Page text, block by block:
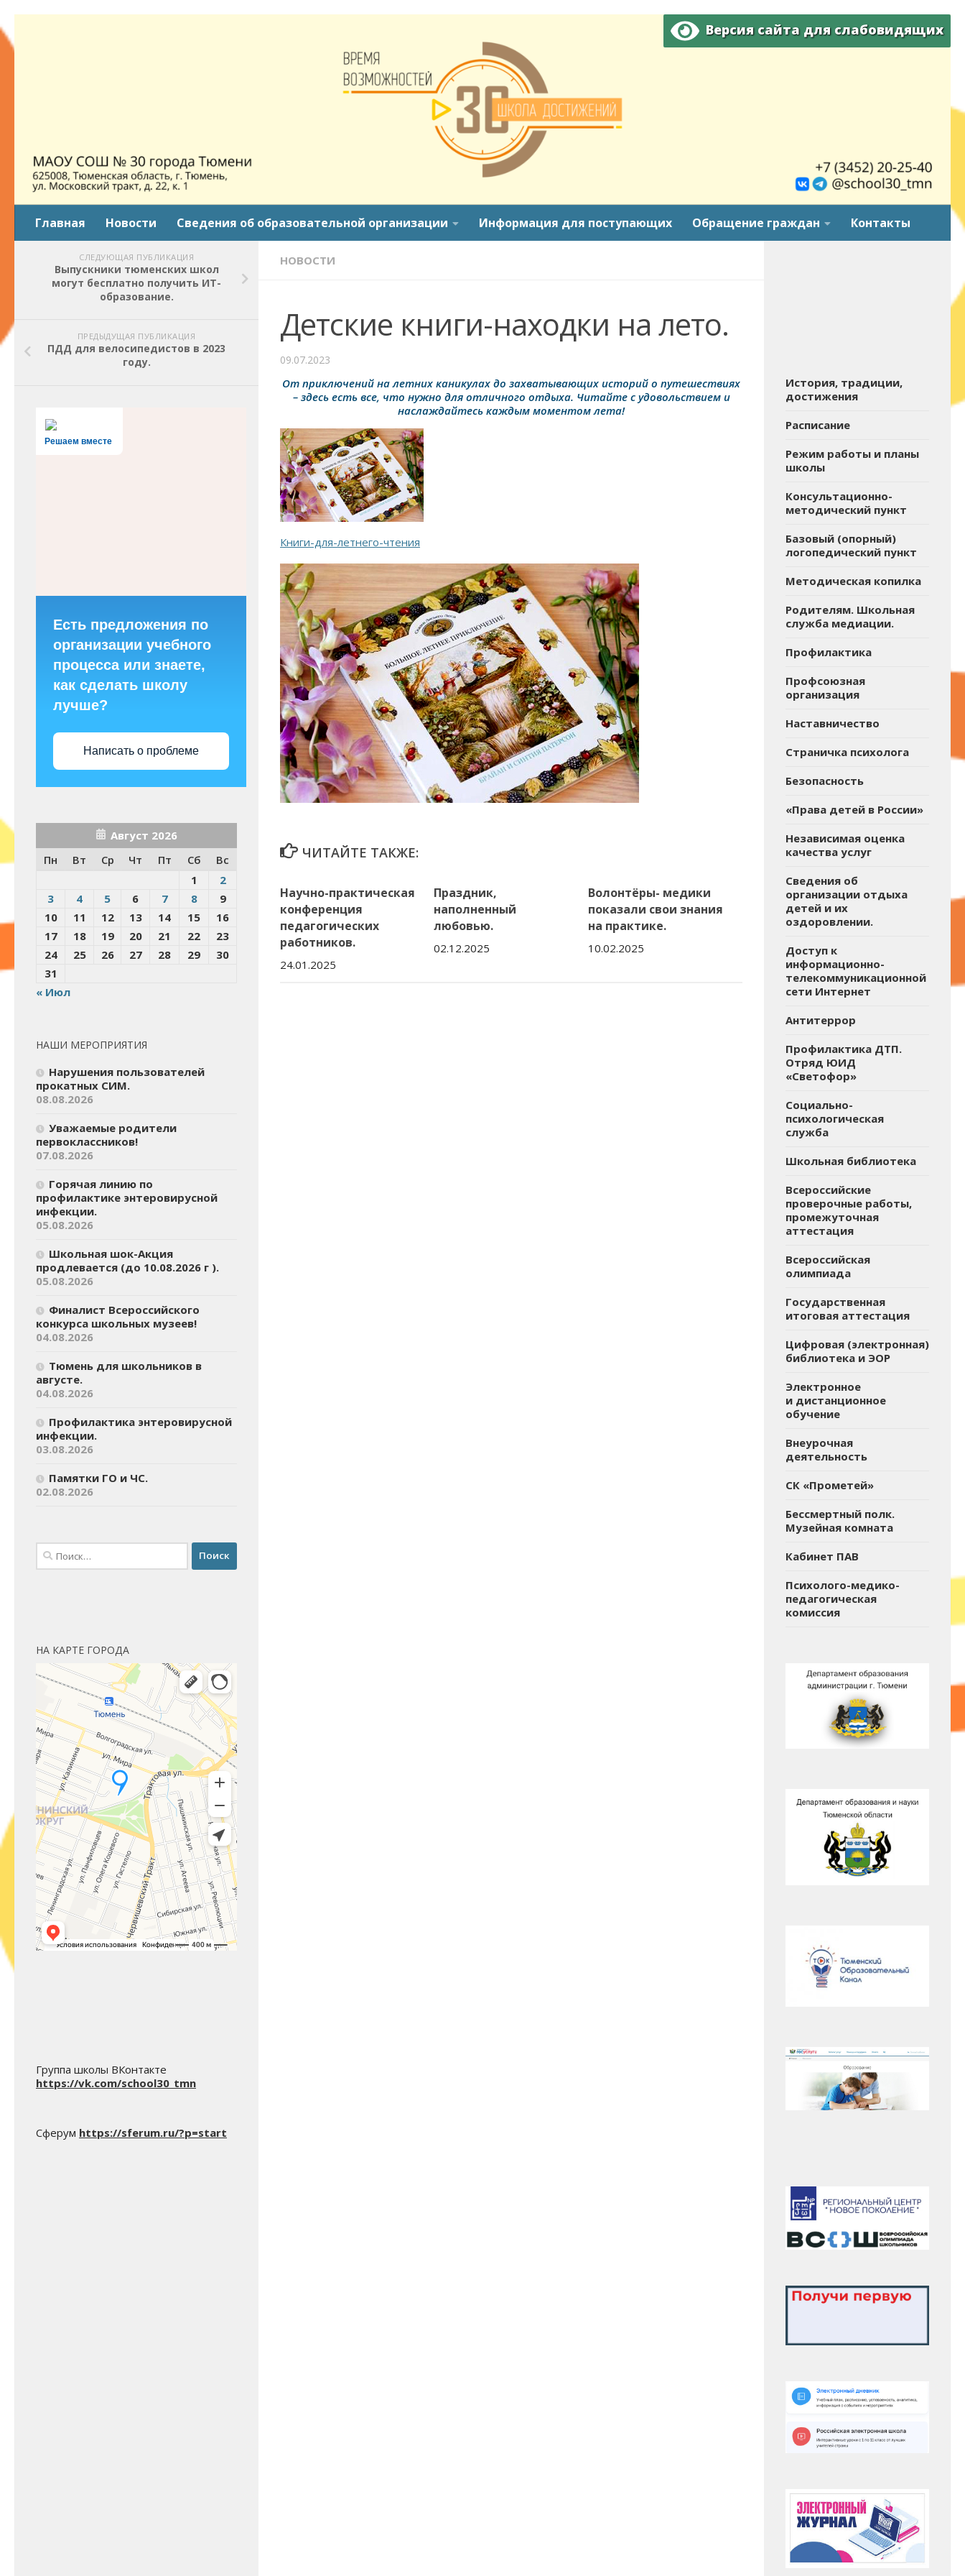
Версия сайта для слабовидящих
Главная Новости Сведения об образовательной организации Информация для поступающих Обращение граждан Контакты
НОВОСТИ
Детские книги-находки на лето.
09.07.2023
От приключений на летних каникулах до захватывающих историй о путешествиях
– здесь есть все, что нужно для отличного отдыха. Читайте с удовольствием и
наслаждайтесь каждым моментом лета!
Книги-для-летнего-чтения
ЧИТАЙТЕ ТАКЖЕ:
Научно-практическая
конференция
педагогических
работников.
24.01.2025
Праздник,
наполненный
любовью.
02.12.2025
Волонтёры- медики
показали свои знания
на практике.
10.02.2025
СЛЕДУЮЩАЯ ПУБЛИКАЦИЯ
Выпускники тюменских школ
могут бесплатно получить ИТ-
образование.
ПРЕДЫДУЩАЯ ПУБЛИКАЦИЯ
ПДД для велосипедистов в 2023
году.
Решаем вместе
Есть предложения по
организации учебного
процесса или знаете,
как сделать школу
лучше?
Написать о проблеме
Август 2026
Пн
Вт Ср Чт Пт Сб
Вс
1
2
3
4 5 6 7 8
9
10
11 12 13 14 15
16
17
18 19 20 21 22
23
24
25 26 27 28 29
30
31
« Июл
НАШИ МЕРОПРИЯТИЯ
Нарушения пользователей
прокатных СИМ.
08.08.2026
Уважаемые родители
первоклассников!
07.08.2026
Горячая линию по
профилактике энтеровирусной
инфекции.
05.08.2026
Школьная шок-Акция
продлевается (до 10.08.2026 г ).
05.08.2026
Финалист Всероссийского
конкурса школьных музеев!
04.08.2026
Тюмень для школьников в
августе.
04.08.2026
Профилактика энтеровирусной
инфекции.
03.08.2026
Памятки ГО и ЧС.
02.08.2026
Найти:
НА КАРТЕ ГОРОДА
Группа школы ВКонтакте
https://vk.com/school30_tmn
Сферум https://sferum.ru/?p=start
История, традиции,
достижения
Расписание
Режим работы и планы
школы
Консультационно-
методический пункт
Базовый (опорный)
логопедический пункт
Методическая копилка
Родителям. Школьная
служба медиации.
Профилактика
Профсоюзная
организация
Наставничество
Страничка психолога
Безопасность
«Права детей в России»
Независимая оценка
качества услуг
Сведения об
организации отдыха
детей и их
оздоровлении.
Доступ к
информационно-
телекоммуникационной
сети Интернет
Антитеррор
Профилактика ДТП.
Отряд ЮИД
«Светофор»
Социально-
психологическая
служба
Школьная библиотека
Всероссийские
проверочные работы,
промежуточная
аттестация
Всероссийская
олимпиада
Государственная
итоговая аттестация
Цифровая (электронная)
библиотека и ЭОР
Электронное
и дистанционное
обучение
Внеурочная
деятельность
СК «Прометей»
Бессмертный полк.
Музейная комната
Кабинет ПАВ
Психолого-медико-
педагогическая
комиссия